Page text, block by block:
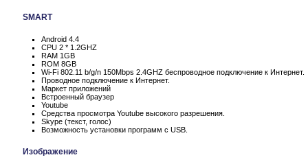
SMART
Android 4.4
CPU 2 * 1.2GHZ
RAM 1GB
ROM 8GB
Wi-Fi 802.11 b/g/n 150Mbps 2.4GHZ беспроводное подключение к Интернет.
Проводное подключение к Интернет.
Маркет приложений
Встроенный браузер
Youtube
Средства просмотра Youtube высокого разрешения.
Skype (текст, голос)
Возможность установки программ с USB.
Изображение